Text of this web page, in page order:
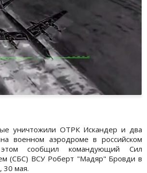
уничтожили ОТРК Искандер и два
военном аэродроме в российском
сообщил командующий Сил
(СБС) ВСУ Роберт "Мадяр" Бровди в
30 мая.